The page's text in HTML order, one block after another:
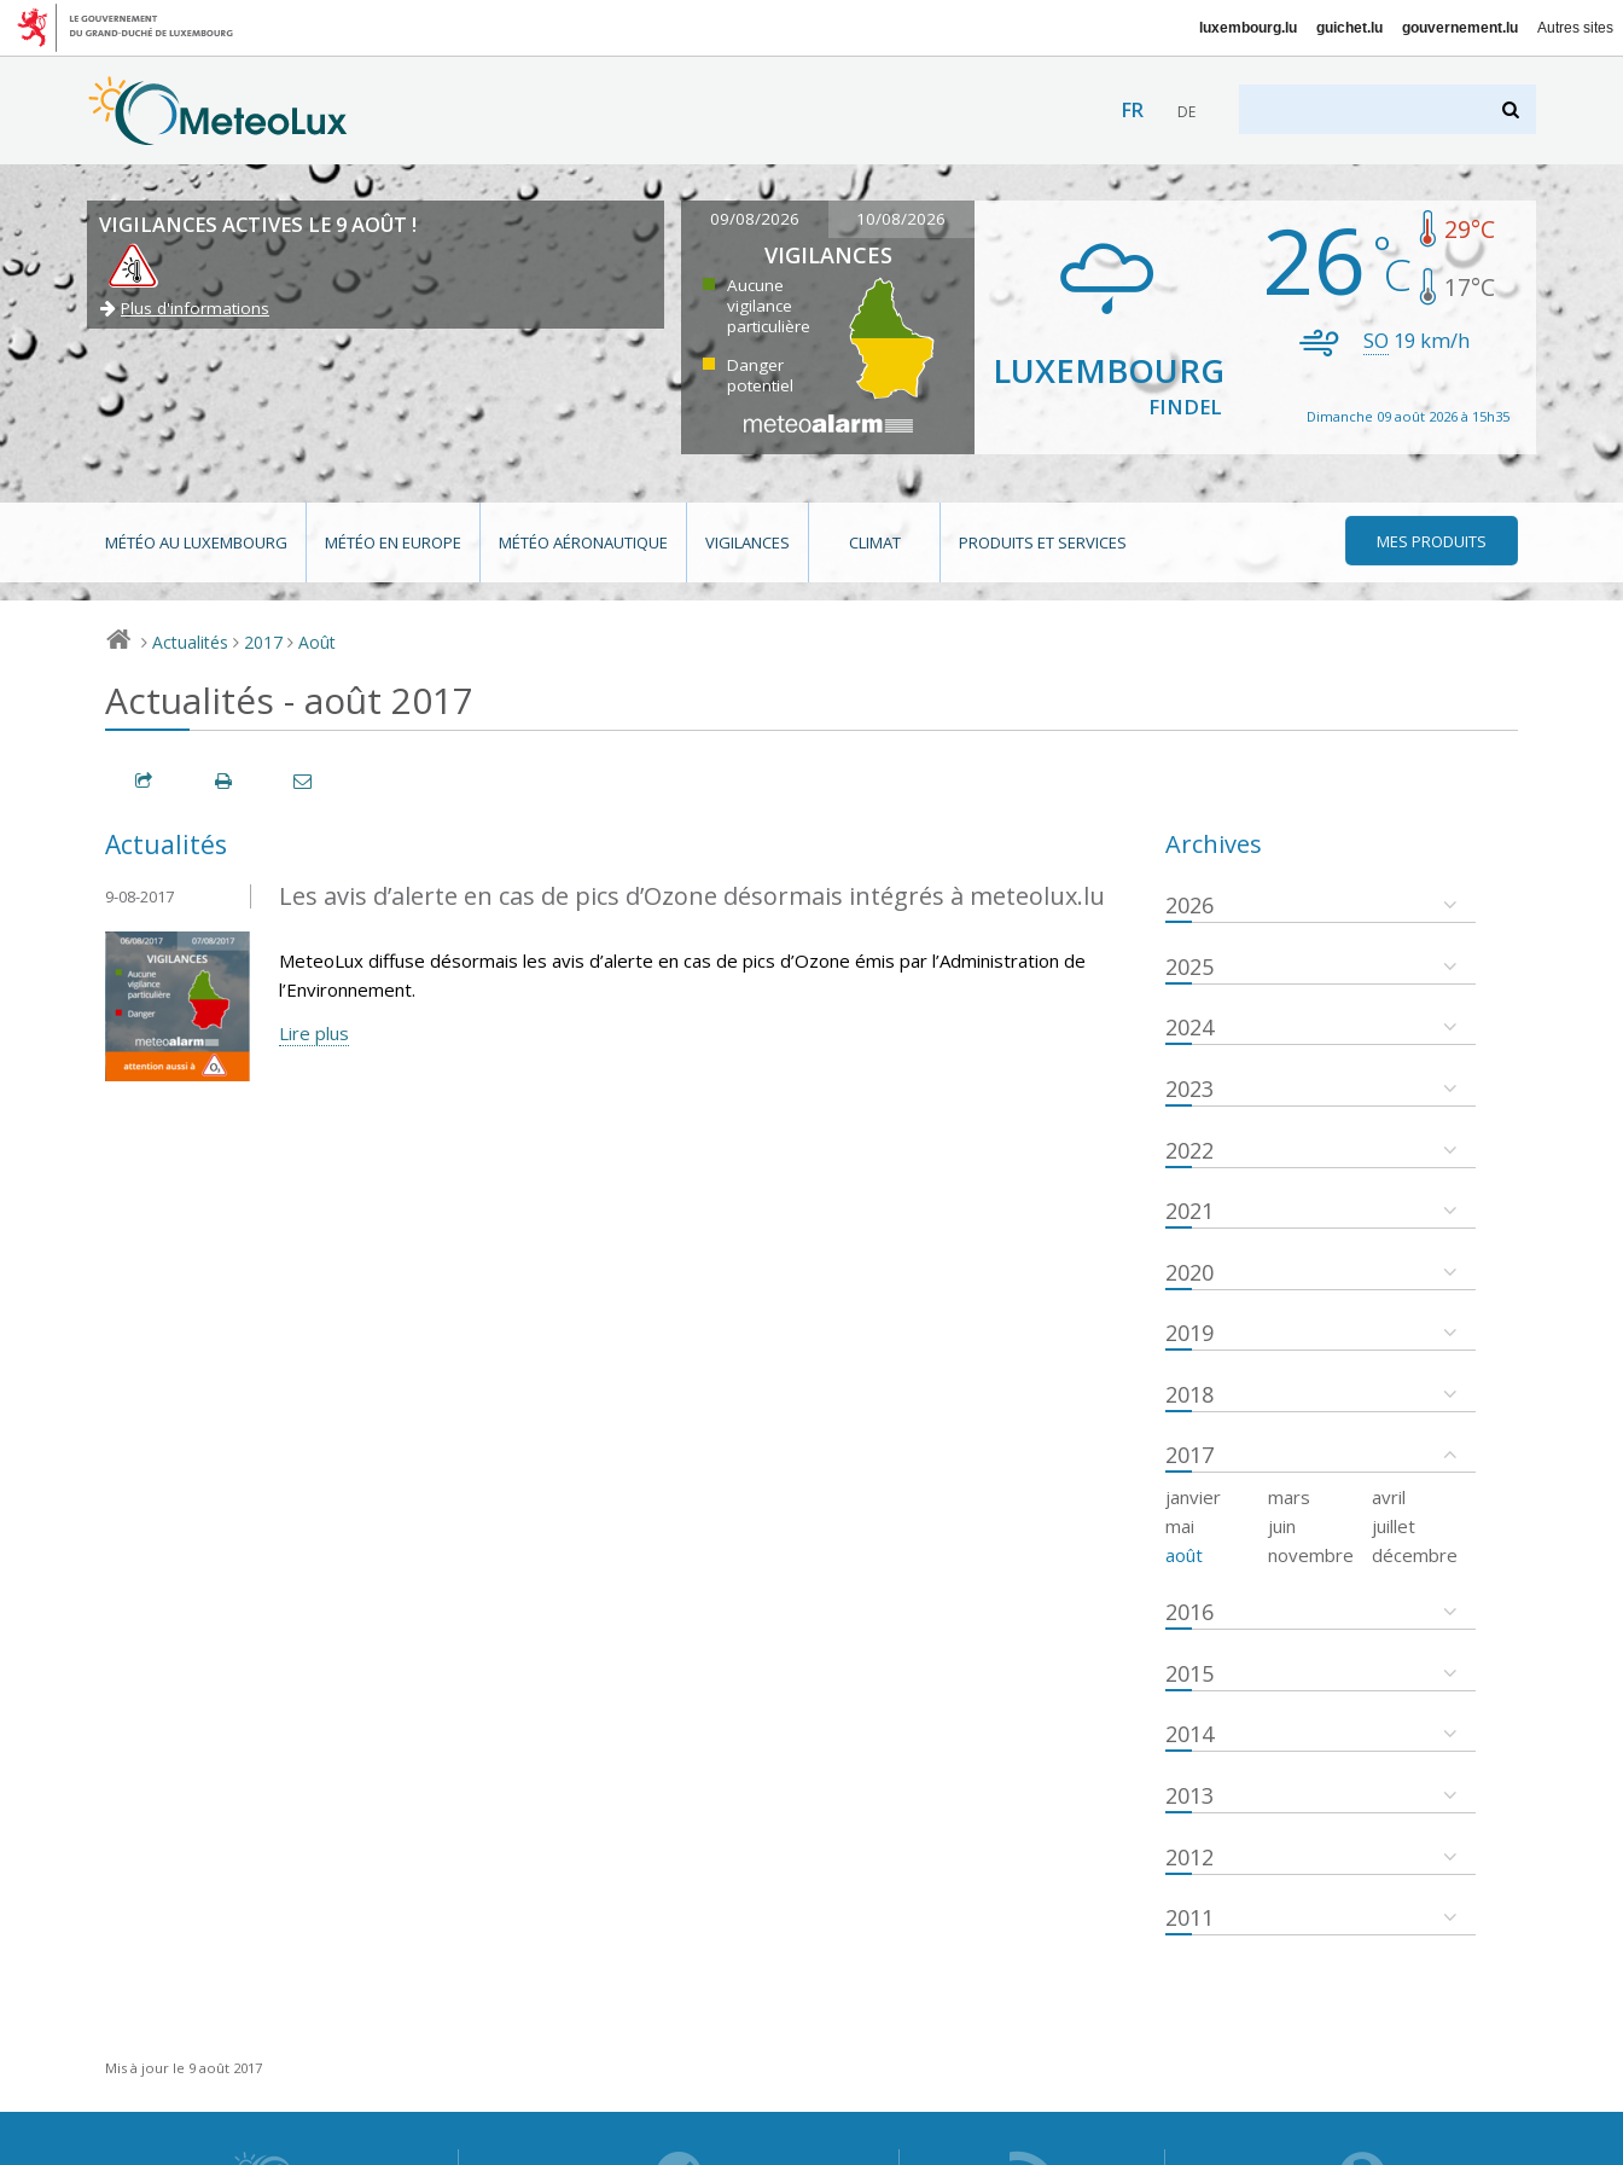
luxembourg.lu guichet.lu gouvernement.lu Autres sites
FR DE
VIGILANCES ACTIVES LE 9 AOÛT !
Plus d'informations
09/08/2026 10/08/2026
VIGILANCES
Aucune
vigilance
particulière
Danger
potentiel
LUXEMBOURG
FINDEL
26 29°C
17°C
SO 19 km/h
Dimanche 09 août 2026 à 15h35
MÉTÉO AU LUXEMBOURG MÉTÉO EN EUROPE MÉTÉO AÉRONAUTIQUE VIGILANCES CLIMAT PRODUITS ET SERVICES MES PRODUITS
> Actualités > 2017 > Août
Actualités - août 2017
Actualités
Les avis d’alerte en cas de pics d’Ozone désormais intégrés à meteolux.lu
9-08-2017
MeteoLux diffuse désormais les avis d’alerte en cas de pics d’Ozone émis par l’Administration de
l’Environnement.
Lire plus
Archives
2026
2025
2024
2023
2022
2021
2020
2019
2018
2017
janvier mars
avril
mai
juin
juillet
août
novembre décembre
2016
2015
2014
2013
2012
2011
Mis à jour le 9 août 2017